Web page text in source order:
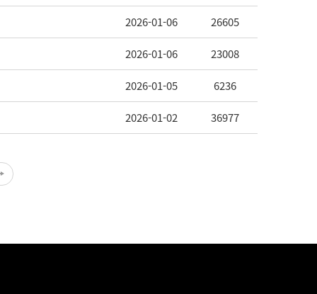
2026-01-06 26605
2026-01-06 23008
2026-01-05 6236
2026-01-02 36977